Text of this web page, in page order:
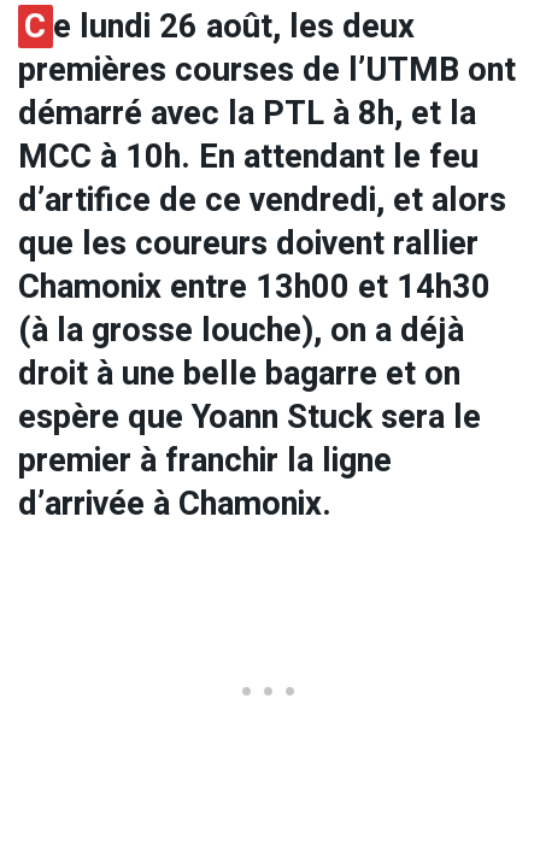
C e lundi 26 août, les deux
premières courses de l’UTMB ont
démarré avec la PTL à 8h, et la
MCC à 10h. En attendant le feu
d’artifice de ce vendredi, et alors
que les coureurs doivent rallier
Chamonix entre 13h00 et 14h30
(à la grosse louche), on a déjà
droit à une belle bagarre et on
espère que Yoann Stuck sera le
premier à franchir la ligne
d’arrivée à Chamonix.